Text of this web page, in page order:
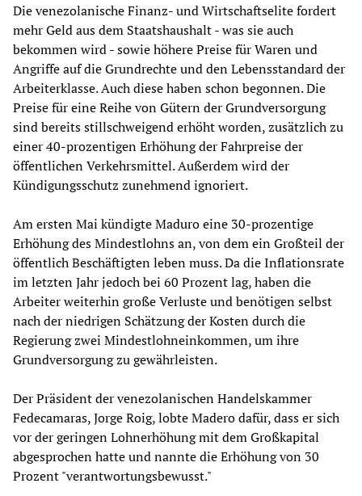
Die venezolanische Finanz- und Wirtschaftselite fordert
mehr Geld aus dem Staatshaushalt - was sie auch
bekommen wird - sowie höhere Preise für Waren und
Angriffe auf die Grundrechte und den Lebensstandard der
Arbeiterklasse. Auch diese haben schon begonnen. Die
Preise für eine Reihe von Gütern der Grundversorgung
sind bereits stillschweigend erhöht worden, zusätzlich zu
einer 40-prozentigen Erhöhung der Fahrpreise der
öffentlichen Verkehrsmittel. Außerdem wird der
Kündigungsschutz zunehmend ignoriert.
Am ersten Mai kündigte Maduro eine 30-prozentige
Erhöhung des Mindestlohns an, von dem ein Großteil der
öffentlich Beschäftigten leben muss. Da die Inflationsrate
im letzten Jahr jedoch bei 60 Prozent lag, haben die
Arbeiter weiterhin große Verluste und benötigen selbst
nach der niedrigen Schätzung der Kosten durch die
Regierung zwei Mindestlohneinkommen, um ihre
Grundversorgung zu gewährleisten.
Der Präsident der venezolanischen Handelskammer
Fedecamaras, Jorge Roig, lobte Madero dafür, dass er sich
vor der geringen Lohnerhöhung mit dem Großkapital
abgesprochen hatte und nannte die Erhöhung von 30
Prozent "verantwortungsbewusst."